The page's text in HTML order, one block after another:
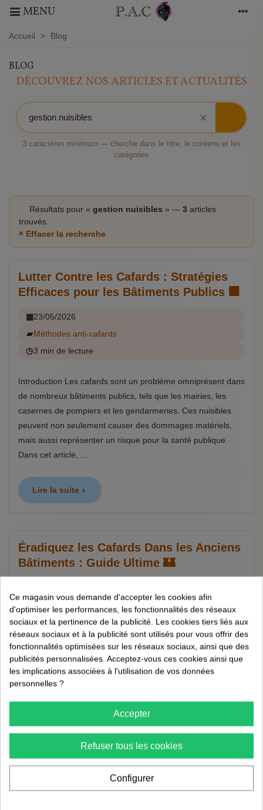
MENU
Accueil > Blog
BLOG
DÉCOUVREZ NOS ARTICLES ET ACTUALITÉS
×
3 caractères minimum — cherche dans le titre, le contenu et les
catégories
Résultats pour « gestion nuisibles » — 3 articles
trouvés
× Effacer la recherche
Lutter Contre les Cafards : Stratégies
Efficaces pour les Bâtiments Publics 🏢
23/05/2026
Méthodes anti-cafards
3 min de lecture
Introduction Les cafards sont un problème omniprésent dans
de nombreux bâtiments publics, tels que les mairies, les
casernes de pompiers et les gendarmeries. Ces nuisibles
peuvent non seulement causer des dommages matériels,
mais aussi représenter un risque pour la santé publique.
Dans cet article, ...
Lire la suite
Éradiquez les Cafards Dans les Anciens
Bâtiments : Guide Ultime 🏰
Méthodes anti-cafards
3 min de lecture
Éradiquez les Cafards Dans les Anciens Bâtiments : Guide
Ultime 🏰 Les anciens bâtiments, avec leur charme
indéniable, peuvent souvent devenir le repaire des nuisibles,
familiale rurale ou que vous gériez un gîte, il est crucial de
savoir comment...
Lire la suite
Ce magasin vous demande d'accepter les cookies afin
d'optimiser les performances, les fonctionnalités des réseaux
sociaux et la pertinence de la publicité. Les cookies tiers liés aux
réseaux sociaux et à la publicité sont utilisés pour vous offrir des
fonctionnalités optimisées sur les réseaux sociaux, ainsi que des
publicités personnalisées. Acceptez-vous ces cookies ainsi que
les implications associées à l'utilisation de vos données
personnelles ?
Accepter
Refuser tous les cookies
Configurer